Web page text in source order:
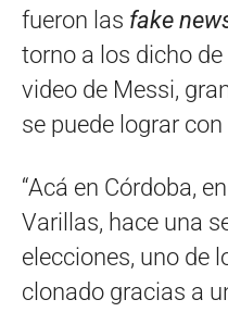
fueron las fake
torno a los dicho
video de Messi,
se puede lograr
“Acá en Córdoba,
Varillas, hace una
elecciones, uno de
clonado gracias a